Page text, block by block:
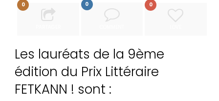
0 0 0
Les lauréats de la 9ème
édition du Prix Littéraire
FETKANN ! sont :